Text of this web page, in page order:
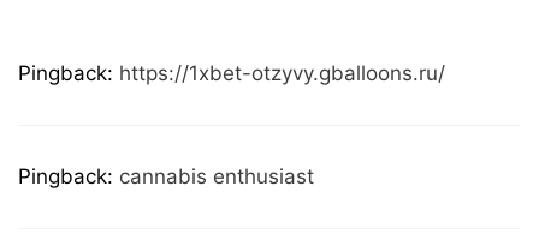
Pingback: https://1xbet-otzyvy.gballoons.ru/
Pingback: cannabis enthusiast